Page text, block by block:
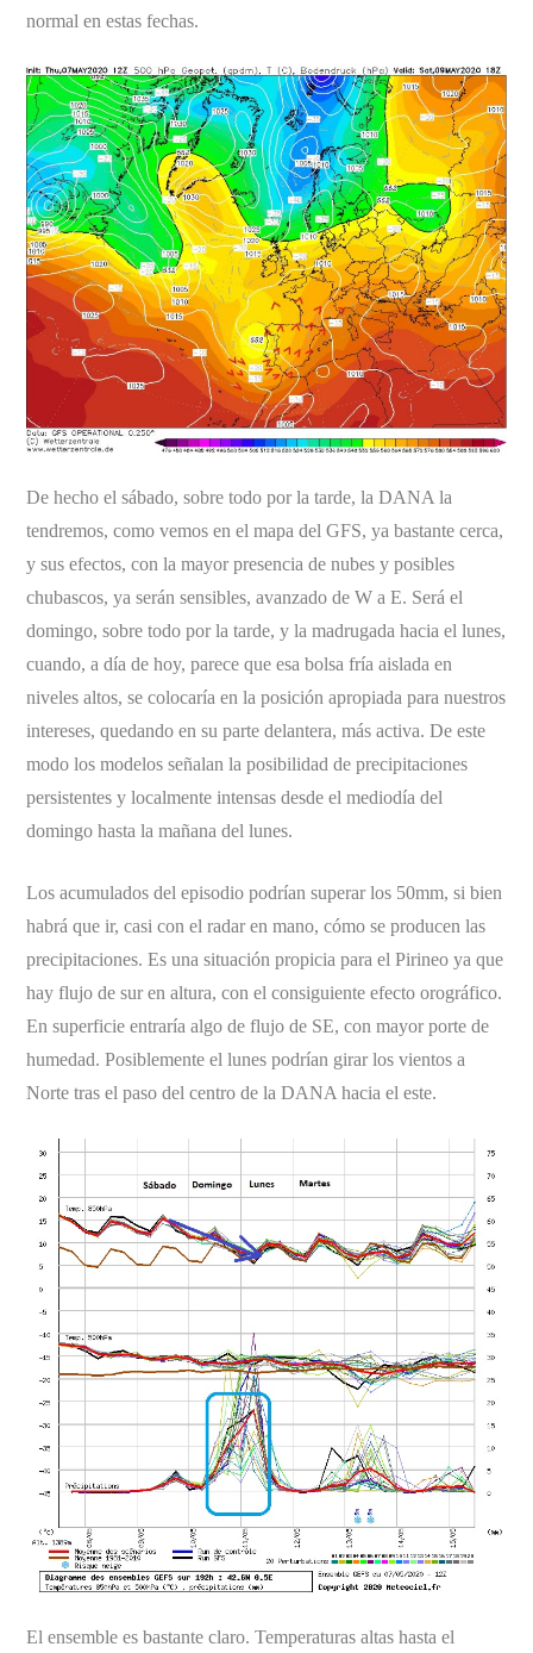
normal en estas fechas.
De hecho el sábado, sobre todo por la tarde, la DANA la
tendremos, como vemos en el mapa del GFS, ya bastante cerca,
y sus efectos, con la mayor presencia de nubes y posibles
chubascos, ya serán sensibles, avanzado de W a E. Será el
domingo, sobre todo por la tarde, y la madrugada hacia el lunes,
cuando, a día de hoy, parece que esa bolsa fría aislada en
niveles altos, se colocaría en la posición apropiada para nuestros
intereses, quedando en su parte delantera, más activa. De este
modo los modelos señalan la posibilidad de precipitaciones
persistentes y localmente intensas desde el mediodía del
domingo hasta la mañana del lunes.
Los acumulados del episodio podrían superar los 50mm, si bien
habrá que ir, casi con el radar en mano, cómo se producen las
precipitaciones. Es una situación propicia para el Pirineo ya que
hay flujo de sur en altura, con el consiguiente efecto orográfico.
En superficie entraría algo de flujo de SE, con mayor porte de
humedad. Posiblemente el lunes podrían girar los vientos a
Norte tras el paso del centro de la DANA hacia el este.
El ensemble es bastante claro. Temperaturas altas hasta el